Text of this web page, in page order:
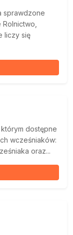
sprawdzone
liczy się
dostępne
wcześniaków:
oraz...